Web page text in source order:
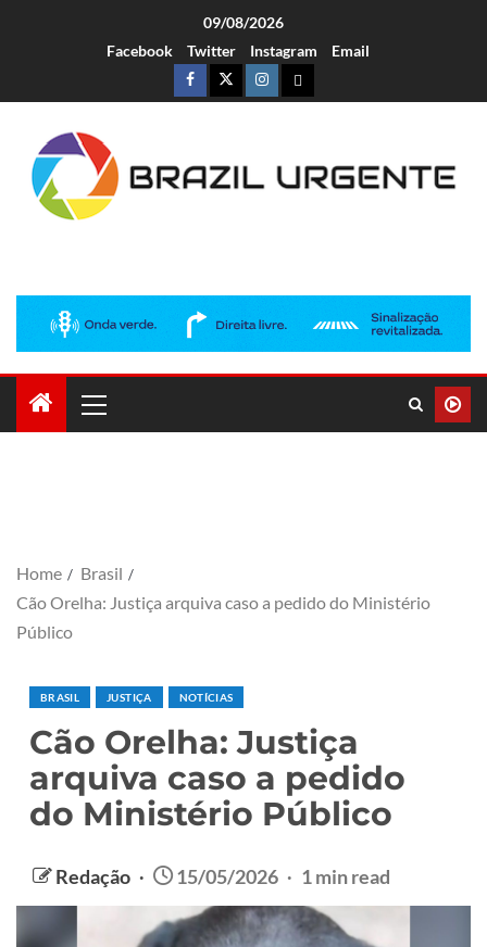
09/08/2026
Facebook
Twitter Instagram Email
Home
Brasil
Cão Orelha: Justiça arquiva caso a pedido do Ministério
Público
BRASIL JUSTIÇA NOTÍCIAS
Cão Orelha: Justiça
arquiva caso a pedido
do Ministério Público
Redação 15/05/2026 1 min read